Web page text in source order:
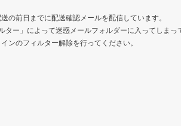
の前日までに配送確認メールを配信しています。
ー」によって迷惑メールフォルダーに入ってしま
ンのフィルター解除を行ってください。